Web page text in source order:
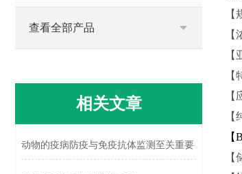
【
【
查看全部产品
相关文章
动物的疫病防疫与免疫抗体监测至关重要